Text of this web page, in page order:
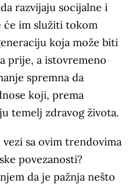
razvijaju socijalne i
će im služiti tokom
koja može biti
prije, a istovremeno
spremna da
koji, prema
temelj zdravog života.
sa ovim trendovima
povezanosti?
da je pažnja nešto